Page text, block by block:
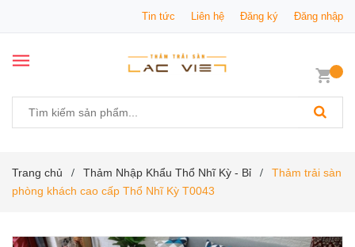
Tin tức Liên hệ Đăng ký Đăng nhập
Trang chủ / Thảm Nhập Khẩu Thổ Nhĩ Kỳ - Bỉ /
Thảm trải sàn
phòng khách cao cấp Thổ Nhĩ Kỳ T0043